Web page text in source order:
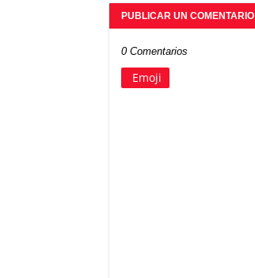
PUBLICAR UN COMENTARIO
0 Comentarios
Emoji